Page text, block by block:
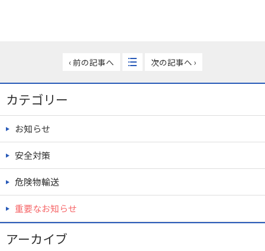
‹ 前の記事へ 次の記事へ ›
カテゴリー
お知らせ
安全対策
危険物輸送
重要なお知らせ
アーカイブ